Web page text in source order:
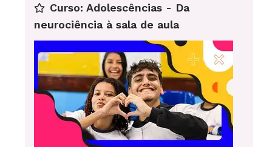
Curso: Adolescências - Da
neurociência à sala de aula